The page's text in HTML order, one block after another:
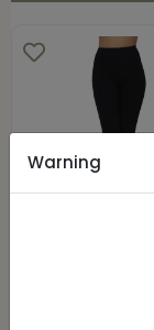
Kot Tayt M
Warning